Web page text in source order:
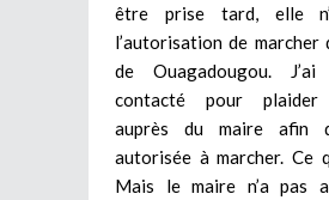
être prise tard, elle
l’autorisation de marcher
de Ouagadougou.
contacté pour
auprès du maire afin
autorisée à marcher. Ce
Mais le maire n’a pas